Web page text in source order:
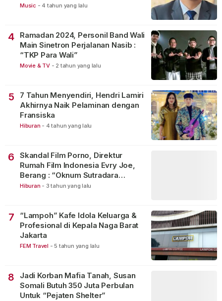
Music - 4 tahun yang lalu
4
Ramadan 2024, Personil Band Wali
Main Sinetron Perjalanan Nasib :
“TKP Para Wali”
Movie & TV - 2 tahun yang lalu
5
7 Tahun Menyendiri, Hendri Lamiri
Akhirnya Naik Pelaminan dengan
Fransiska
Hiburan - 4 tahun yang lalu
6
Skandal Film Porno, Direktur
Rumah Film Indonesia Evry Joe,
Berang : “Oknum Sutradara
Merusak Perfilman Indonesia”!
Hiburan - 3 tahun yang lalu
7
“Lampoh” Kafe Idola Keluarga &
Profesional di Kepala Naga Barat
Jakarta
FEM Travel - 5 tahun yang lalu
8
Jadi Korban Mafia Tanah, Susan
Somali Butuh 350 Juta Perbulan
Untuk “Pejaten Shelter”